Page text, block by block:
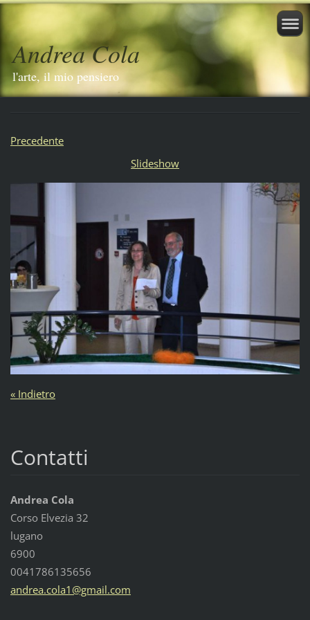
Andrea Cola
l'arte, il mio pensiero
Precedente
Slideshow
« Indietro
Contatti
Andrea Cola
Corso Elvezia 32
lugano
6900
0041786135656
andrea.cola1@gmail.com